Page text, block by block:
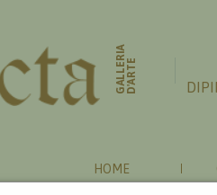
GALLERIAD'ARTE
HOME